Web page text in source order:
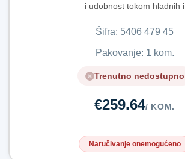
i udobnost tokom hladnih i
Šifra: 5​4​0​6​ ​4​7​9​ ​4​5​
Pakovanje: 1 kom.
Trenutno nedostupno
€259.64/ KOM.
Naručivanje onemogućeno